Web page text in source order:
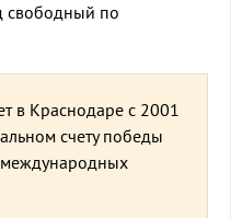
свободный по
в Краснодаре с 2001
счету победы